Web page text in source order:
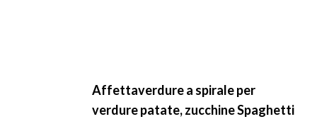
Affettaverdure a spirale per
verdure patate, zucchine Spaghetti